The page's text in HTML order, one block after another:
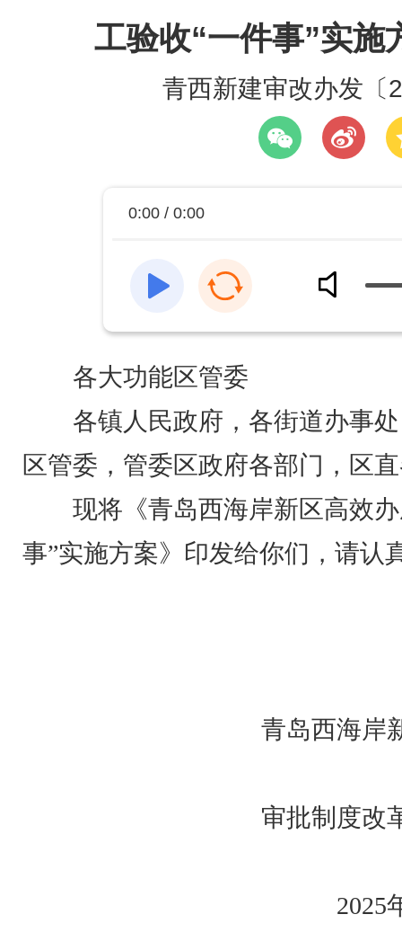
工验收“一件事”实施
青西新建审改办发〔
0:00 / 0:00
各大功能区管委
各镇人民政府，各街道办事
区管委，管委区政府各部门，区
现将《青岛西海岸新区高效
事”实施方案》印发给你们，请认
青岛西海岸新区工
审批制度改革领导
2025年4月